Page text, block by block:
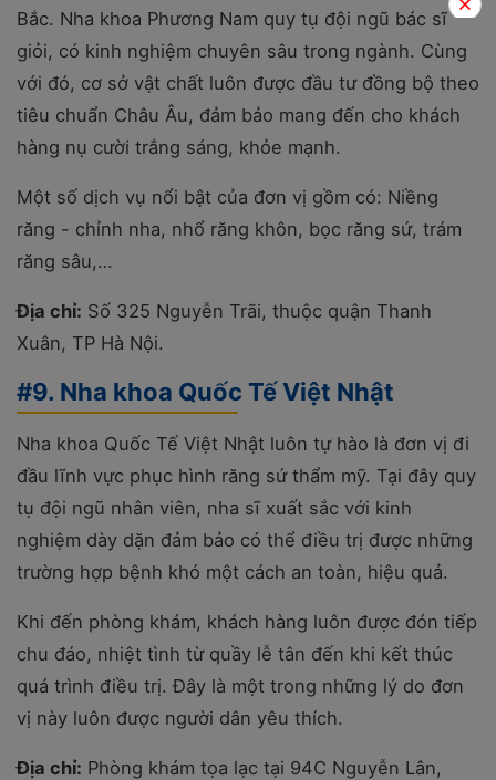
Bắc. Nha khoa Phương Nam quy tụ đội ngũ bác sĩ
giỏi, có kinh nghiệm chuyên sâu trong ngành. Cùng
với đó, cơ sở vật chất luôn được đầu tư đồng bộ theo
tiêu chuẩn Châu Âu, đảm bảo mang đến cho khách
hàng nụ cười trắng sáng, khỏe mạnh.
Một số dịch vụ nổi bật của đơn vị gồm có: Niềng
răng - chỉnh nha, nhổ răng khôn, bọc răng sứ, trám
răng sâu,…
Địa chỉ: Số 325 Nguyễn Trãi, thuộc quận Thanh
Xuân, TP Hà Nội.
#9. Nha khoa Quốc Tế Việt Nhật
Nha khoa Quốc Tế Việt Nhật luôn tự hào là đơn vị đi
đầu lĩnh vực phục hình răng sứ thẩm mỹ. Tại đây quy
tụ đội ngũ nhân viên, nha sĩ xuất sắc với kinh
nghiệm dày dặn đảm bảo có thể điều trị được những
trường hợp bệnh khó một cách an toàn, hiệu quả.
Khi đến phòng khám, khách hàng luôn được đón tiếp
chu đáo, nhiệt tình từ quầy lễ tân đến khi kết thúc
quá trình điều trị. Đây là một trong những lý do đơn
vị này luôn được người dân yêu thích.
Địa chỉ: Phòng khám tọa lạc tại 94C Nguyễn Lân,